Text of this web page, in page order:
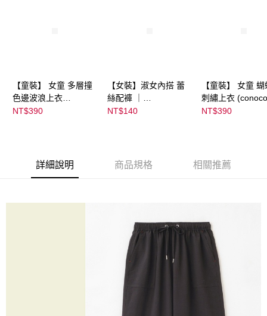
【童裝】 女童 多層撞
色邊波浪上衣
(futafuta) ｜
NT$390
【女裝】淑女內搭 蕾
絲配褲 ｜
04303C05372000002
NT$140
【童裝】 女童
刺繡上衣
NT$390
詳細說明 商品規格 相關推薦